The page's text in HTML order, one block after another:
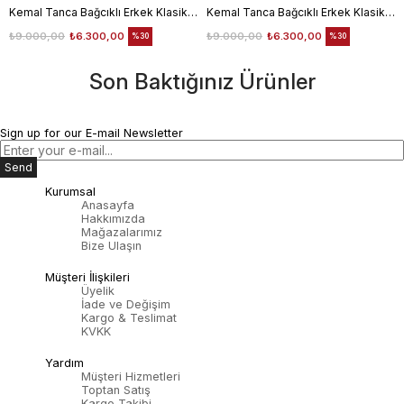
Kemal Tanca Bağcıklı Erkek Klasik Ayakkabı 700
₺6.300,00
₺9.000,00 %30
Kemal Tanca Bağcıklı Erkek Klasik Ayakkabı 700
₺6.300,00
₺9.000,00 %30
Son Baktığınız Ürünler
Sign up for our E-mail Newsletter
Send
Kurumsal
Anasayfa
Hakkımızda
Mağazalarımız
Bize Ulaşın
Müşteri İlişkileri
Üyelik
İade ve Değişim
Kargo & Teslimat
KVKK
Yardım
Müşteri Hizmetleri
Toptan Satış